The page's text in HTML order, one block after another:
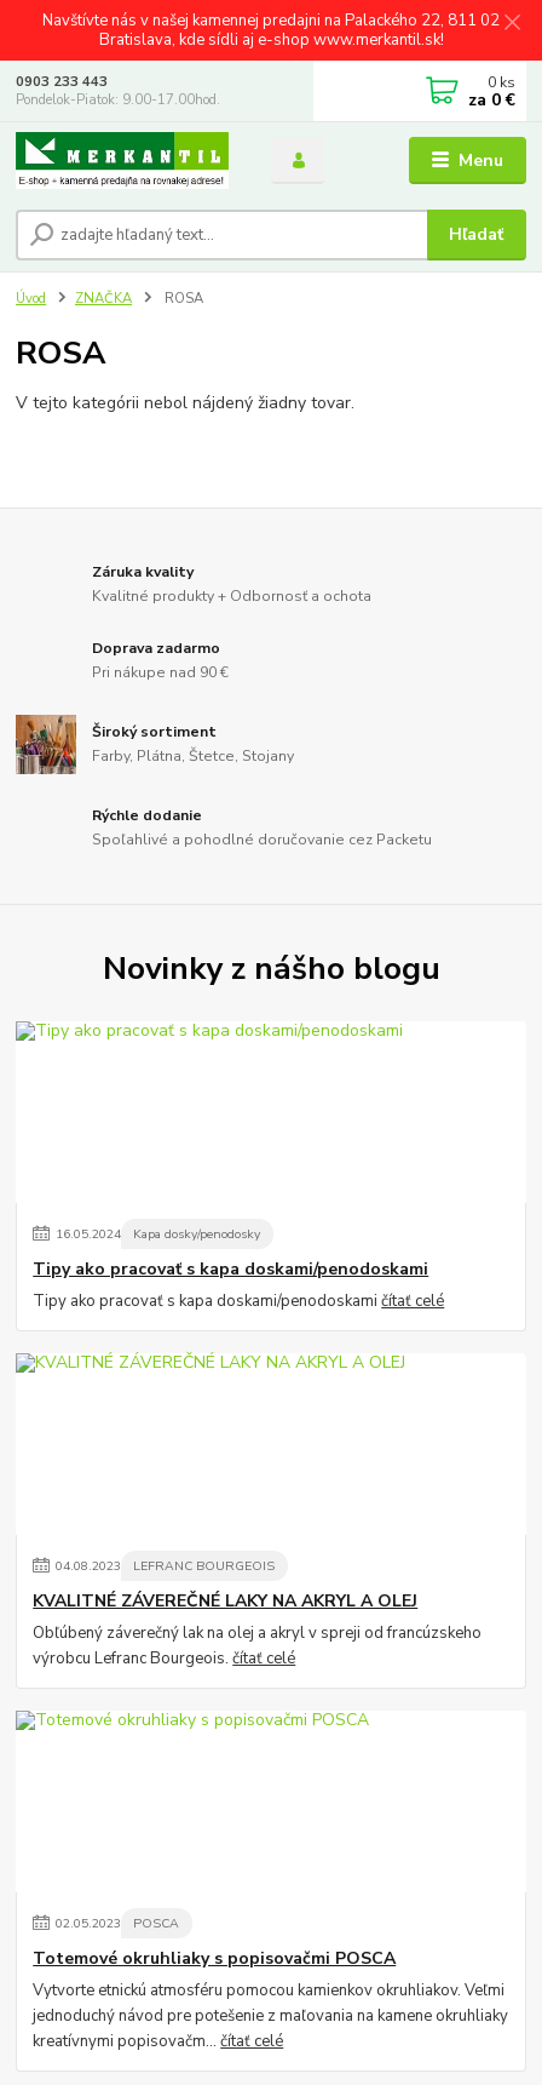
Navštívte nás v našej kamennej predajni na Palackého 22, 811 02
Bratislava, kde sídli aj e-shop www.merkantil.sk!
Menu
Hľadať
0903 233 443
Pondelok-Piatok: 9.00-17.00hod.
0 ks
za 0 €
Úvod ZNAČKA ROSA
ROSA
V tejto kategórii nebol nájdený žiadny tovar.
Záruka kvality
Kvalitné produkty + Odbornosť a ochota
Doprava zadarmo
Pri nákupe nad 90 €
Široký sortiment
Farby, Plátna, Štetce, Stojany
Rýchle dodanie
Spoľahlivé a pohodlné doručovanie cez Packetu
Novinky z nášho blogu
16.05.2024 Kapa dosky/penodosky
Tipy ako pracovať s kapa doskami/penodoskami
Tipy ako pracovať s kapa doskami/penodoskamičítať celé
04.08.2023 LEFRANC BOURGEOIS
KVALITNÉ ZÁVEREČNÉ LAKY NA AKRYL A OLEJ
Obľúbený záverečný lak na olej a akryl v spreji od francúzskeho
výrobcu Lefranc Bourgeois.čítať celé
02.05.2023 POSCA
Totemové okruhliaky s popisovačmi POSCA
Vytvorte etnickú atmosféru pomocou kamienkov okruhliakov. Veľmi
jednoduchý návod pre potešenie z maľovania na kamene okruhliaky
kreatívnymi popisovačm...čítať celé